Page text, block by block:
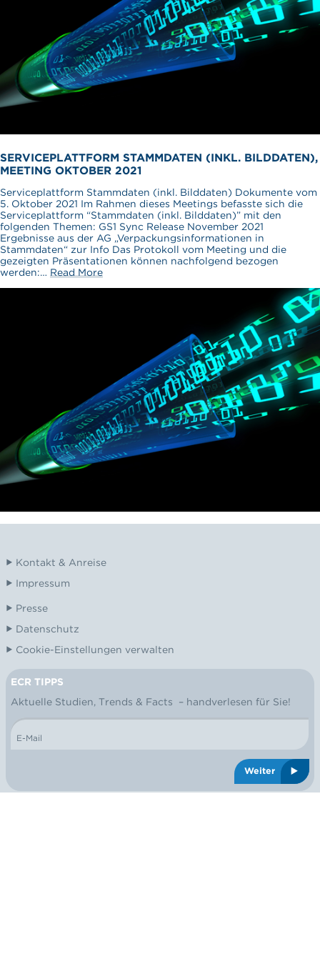
SERVICEPLATTFORM STAMMDATEN (INKL. BILDDATEN),
MEETING OKTOBER 2021
Serviceplattform Stammdaten (inkl. Bilddaten) Dokumente vom
5. Oktober 2021 Im Rahmen dieses Meetings befasste sich die
Serviceplattform “Stammdaten (inkl. Bilddaten)” mit den
folgenden Themen: GS1 Sync Release November 2021
Ergebnisse aus der AG „Verpackungsinformationen in
Stammdaten“ zur Info Das Protokoll vom Meeting und die
gezeigten Präsentationen können nachfolgend bezogen
werden:… Read More
Kontakt & Anreise
Impressum
Presse
Datenschutz
Cookie-Einstellungen verwalten
NEWSLETTER
ECR TIPPS
Aktuelle Studien, Trends & Facts – handverlesen für Sie!
E-Mail
Weiter